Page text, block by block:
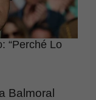
“Perché Lo
Balmoral